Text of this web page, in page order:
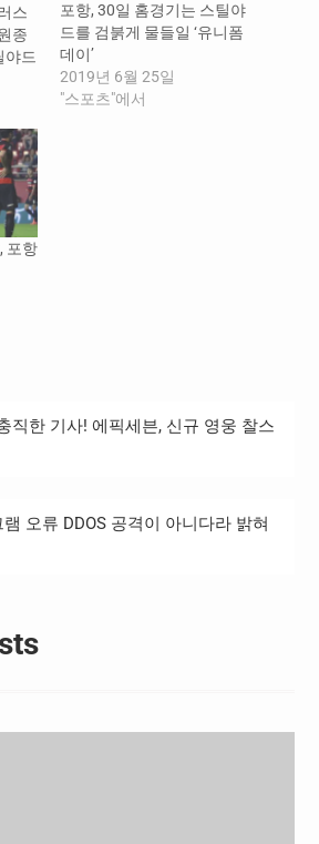
스
종
야드
사용
에
동
변
를
그1
경
시
포항, 30일 홈경기는 스틸야
드를 검붉게 물들일 ‘유니폼
데이’
2019년 6월 25일
"스포츠"에서
포항
직한 기사! 에픽세븐, 신규 영웅 찰스
오류 DDOS 공격이 아니다라 밝혀